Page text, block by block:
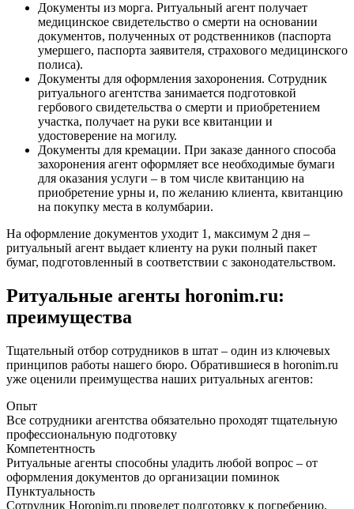
Документы из морга. Ритуальный агент получает
медицинское свидетельство о смерти на основании
документов, полученных от родственников (паспорта
умершего, паспорта заявителя, страхового медицинского
полиса).
Документы для оформления захоронения. Сотрудник
ритуального агентства занимается подготовкой
гербового свидетельства о смерти и приобретением
участка, получает на руки все квитанции и
удостоверение на могилу.
Документы для кремации. При заказе данного способа
захоронения агент оформляет все необходимые бумаги
для оказания услуги – в том числе квитанцию на
приобретение урны и, по желанию клиента, квитанцию
на покупку места в колумбарии.
На оформление документов уходит 1, максимум 2 дня –
ритуальный агент выдает клиенту на руки полный пакет
бумаг, подготовленный в соответствии с законодательством.
Ритуальные агенты horonim.ru:
преимущества
Тщательный отбор сотрудников в штат – один из ключевых
принципов работы нашего бюро. Обратившиеся в horonim.ru
уже оценили преимущества наших ритуальных агентов:
Опыт
Все сотрудники агентства обязательно проходят тщательную
профессиональную подготовку
Компетентность
Ритуальные агенты способны уладить любой вопрос – от
оформления документов до организации поминок
Пунктуальность
Сотрудник Horonim.ru проведет подготовку к погребению,